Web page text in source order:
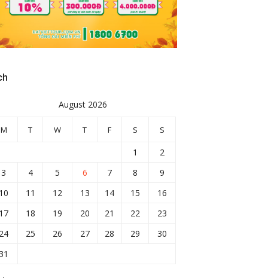
August 2026
M T W T F S S
1
2
3
4 5 6 7 8
9
10
11 12 13 14 15
16
17
18 19 20 21 22
23
24
25 26 27 28 29
30